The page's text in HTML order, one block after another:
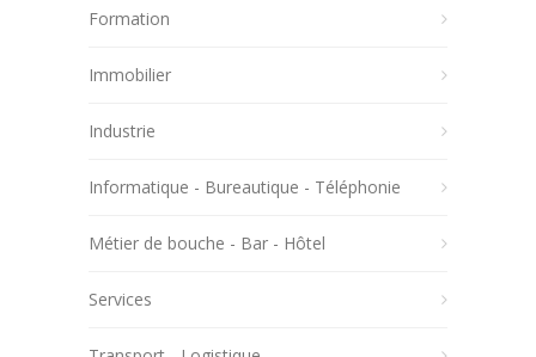
Formation
Immobilier
Industrie
Informatique - Bureautique - Téléphonie
Métier de bouche - Bar - Hôtel
Services